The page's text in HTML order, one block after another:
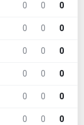
0 0 0
0 0 0
0 0 0
0 0 0
0 0 0
0 0 0